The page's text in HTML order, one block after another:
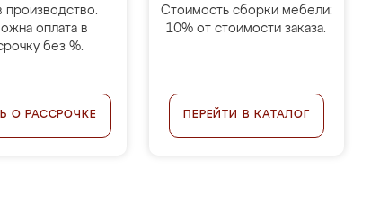
производство.
оплата в
без %.
О РАССРОЧКЕ
Стоимость сборки мебели:
10% от стоимости заказа.
ПЕРЕЙТИ В КАТАЛОГ